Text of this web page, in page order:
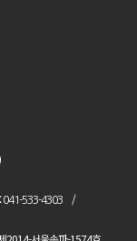
041-533-4303